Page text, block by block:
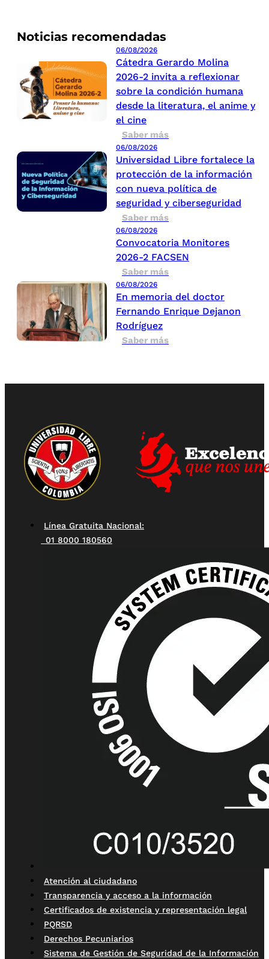
Noticias recomendadas
06/08/2026
Cátedra Gerardo Molina
2026-2 invita a reflexionar
sobre la condición humana
desde la literatura, el anime y
el cine
Saber más
06/08/2026
Universidad Libre fortalece la
protección de la información
con nueva política de
seguridad y ciberseguridad
Saber más
06/08/2026
Convocatoria Monitores
2026-2 FACSEN
Saber más
06/08/2026
En memoria del doctor
Fernando Enrique Dejanon
Rodríguez
Saber más
Línea Gratuita Nacional:
01 8000 180560
Atención al ciudadano
Transparencia y acceso a la información
Certificados de existencia y representación legal
PQRSD
Derechos Pecuniarios
Sistema de Gestión de Seguridad de la Información